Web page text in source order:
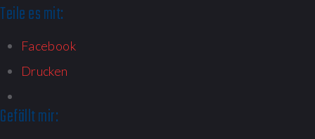
Teile es mit:
Facebook
Drucken
Gefällt mir: